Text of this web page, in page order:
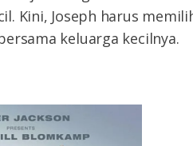
Kini, Joseph harus
keluarga kecilnya.